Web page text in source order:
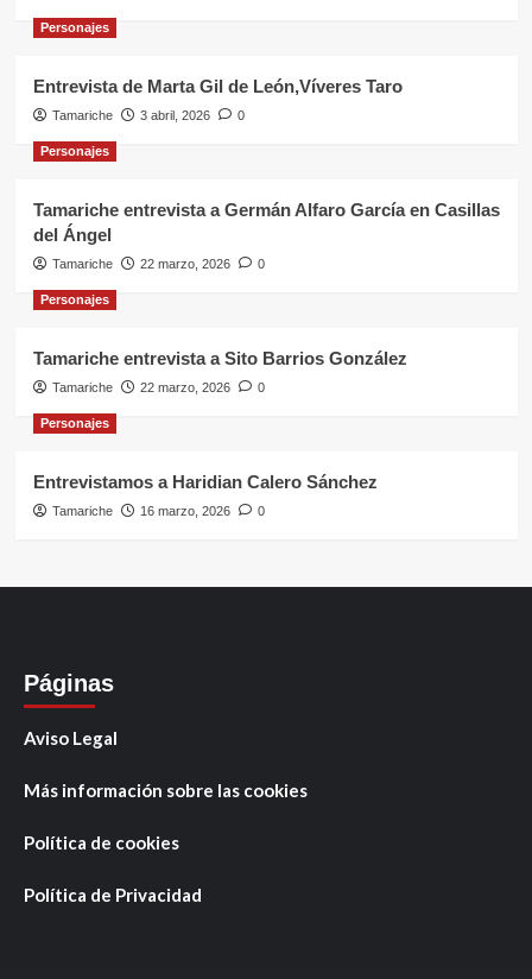
Personajes
Entrevista de Marta Gil de León,Víveres Taro
Tamariche 3 abril, 2026 0
Personajes
Tamariche entrevista a Germán Alfaro García en Casillas
del Ángel
Tamariche 22 marzo, 2026 0
Personajes
Tamariche entrevista a Sito Barrios González
Tamariche 22 marzo, 2026 0
Personajes
Entrevistamos a Haridian Calero Sánchez
Tamariche 16 marzo, 2026 0
Páginas
Aviso Legal
Más información sobre las cookies
Política de cookies
Política de Privacidad